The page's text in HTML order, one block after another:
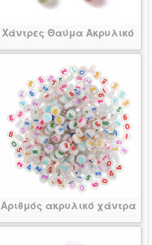
Χάντρες Θαύμα Ακρυλικό
Αριθμός ακρυλικό χάντρα